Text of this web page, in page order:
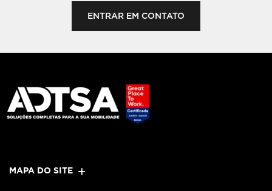
ENTRAR EM CONTATO
MAPA DO SITE